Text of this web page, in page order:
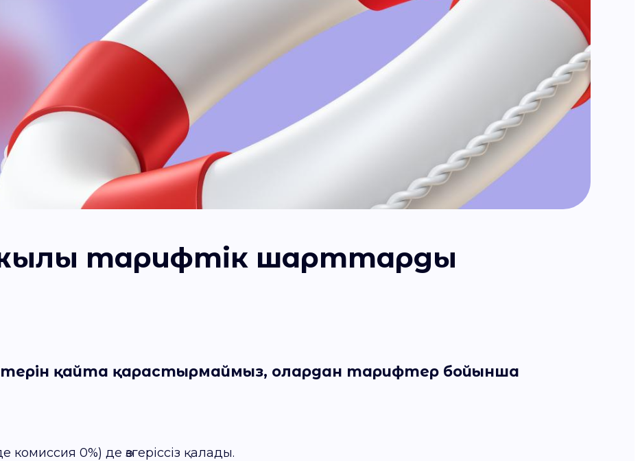
жылы тарифтік шарттарды
қайта қарастырмаймыз, олардан тарифтер бойынша
комиссия 0%) де өзгеріссіз қалады.